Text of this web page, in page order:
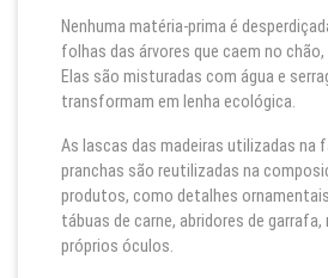
Nenhuma matéria-prima é
folhas das árvores que caem no chão,
Elas são misturadas com água e
transformam em lenha ecológica.
As lascas das madeiras utilizadas na
pranchas são reutilizadas na
produtos, como detalhes
tábuas de carne, abridores de
próprios óculos.